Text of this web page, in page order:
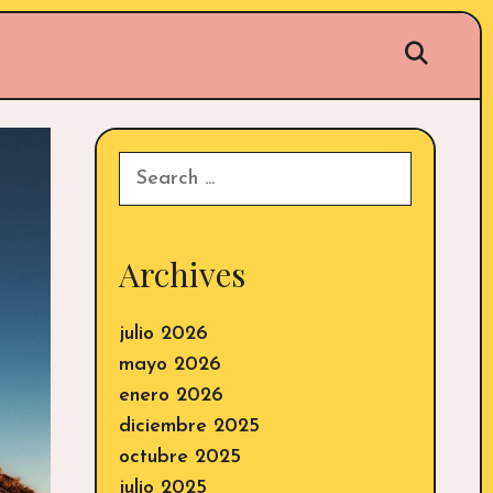
for:
Archives
julio 2026
mayo 2026
enero 2026
diciembre 2025
octubre 2025
julio 2025